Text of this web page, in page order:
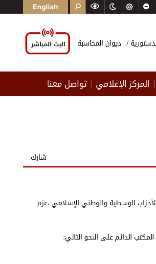
English
ديوان المحاسبة
المركز الإعلامي تواصل معنا
شارك
الوسطية والوطني الإسلامي ،عزم
الدائم على النحو التالي: